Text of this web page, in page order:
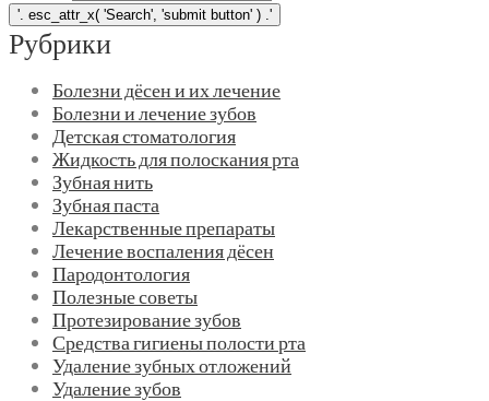
Рубрики
Болезни дёсен и их лечение
Болезни и лечение зубов
Детская стоматология
Жидкость для полоскания рта
Зубная нить
Зубная паста
Лекарственные препараты
Лечение воспаления дёсен
Пародонтология
Полезные советы
Протезирование зубов
Средства гигиены полости рта
Удаление зубных отложений
Удаление зубов